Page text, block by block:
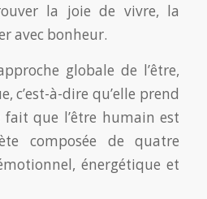
la joie de vivre, la
avec bonheur.
globale de l’être,
c’est-à-dire qu’elle prend
que l’être humain est
composée de quatre
énergétique et